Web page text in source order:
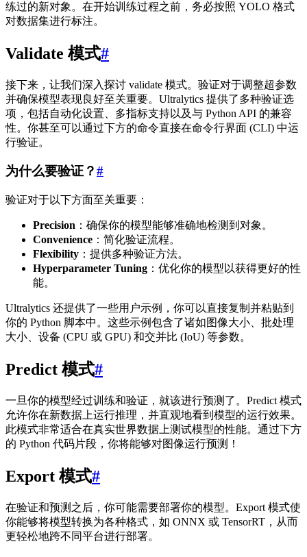
练过的新对象。在开始训练过程之前，务必按照 YOLO 格式
对数据集进行标注。
Validate 模式#
接下来，让我们深入探讨 validate 模式。验证对于调整超参数
并确保模型表现良好至关重要。Ultralytics 提供了多种验证选
项，包括自动化设置、多指标支持以及与 Python API 的兼容
性。你甚至可以通过下方的命令直接在命令行界面 (CLI) 中运
行验证。
为什么要验证？#
验证对于以下方面至关重要：
Precision ：确保你的模型能够准确地检测到对象。
Convenience ：简化验证流程。
Flexibility ：提供多种验证方法。
Hyperparameter Tuning ：优化你的模型以获得更好的性
能。
Ultralytics 还提供了一些用户示例，你可以直接复制并粘贴到
你的 Python 脚本中。这些示例包含了诸如图像大小、批处理
大小、设备 (CPU 或 GPU) 和交并比 (IoU) 等参数。
Predict 模式#
一旦你的模型经过训练和验证，就该进行预测了。Predict 模式
允许你在新数据上运行推理，并直观地看到模型的运行效果。
此模式非常适合在真实世界数据上测试模型的性能。通过下方
的 Python 代码片段，你将能够对图像运行预测！
Export 模式#
在验证和预测之后，你可能需要部署你的模型。Export 模式使
你能够将模型转换为各种格式，如 ONNX 或 TensorRT，从而
更轻松地跨不同平台进行部署。